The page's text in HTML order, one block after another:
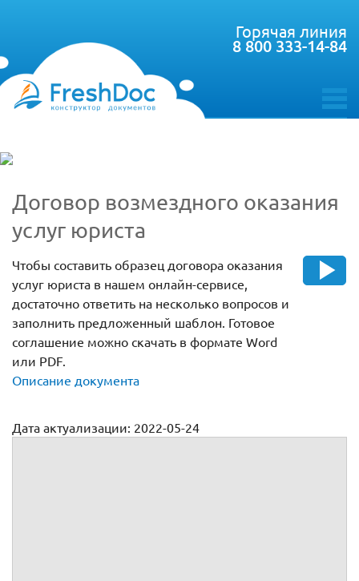
toggle
Горячая линия
8 800 333-14-84
Договор возмездного оказания
услуг юриста
Чтобы составить образец договора оказания
услуг юриста в нашем онлайн-сервисе,
достаточно ответить на несколько вопросов и
заполнить предложенный шаблон. Готовое
соглашение можно скачать в формате Word
или PDF.
Описание документа
Дата актуализации: 2022-05-24